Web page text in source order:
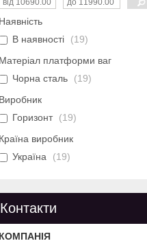
Наявність
В наявності
19
Матеріал платформи ваг
Чорна сталь
19
Виробник
Горизонт
19
Країна виробник
Україна
19
Контакти